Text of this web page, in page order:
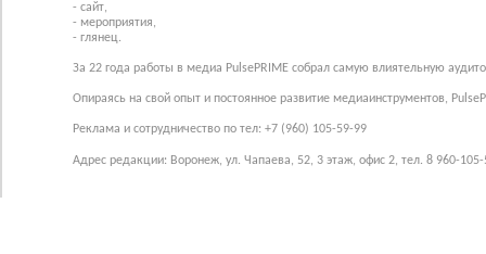
- сайт,
- мероприятия,
- глянец.
За 22 года работы в медиа PulsePRIME собрал самую влиятельную
Опираясь на свой опыт и постоянное развитие медиаинструментов,
Реклама и сотрудничество по тел: +7 (960) 105-59-99
Адрес редакции: Воронеж, ул. Чапаева, 52, 3 этаж, офис 2, тел. 8 960-